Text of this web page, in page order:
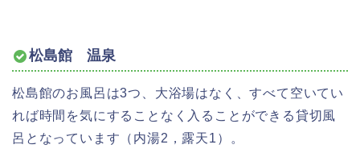
松島館 温泉
松島館のお風呂は3つ、大浴場はなく、すべて空いてい
れば時間を気にすることなく入ることができる貸切風
呂となっています（内湯2，露天1）。